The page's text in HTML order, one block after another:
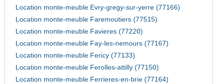
Location monte-meuble Evry-gregy-sur-yerre (77166)
Location monte-meuble Faremoutiers (77515)
Location monte-meuble Favieres (77220)
Location monte-meuble Fay-les-nemours (77167)
Location monte-meuble Fericy (77133)
Location monte-meuble Ferolles-attilly (77150)
Location monte-meuble Ferrieres-en-brie (77164)